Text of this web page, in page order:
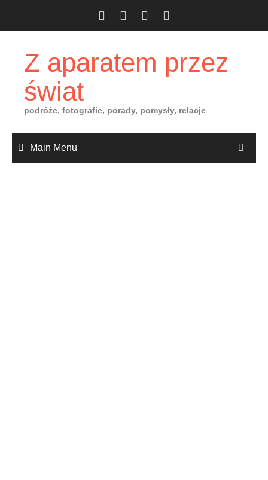
Z aparatem przez
świat
podróże, fotografie, porady, pomysły, relacje
Main Menu